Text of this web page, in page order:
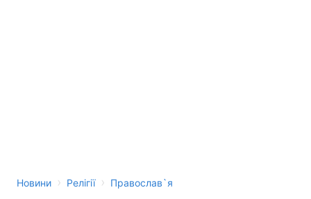
Новини › Релігії › Православ`я